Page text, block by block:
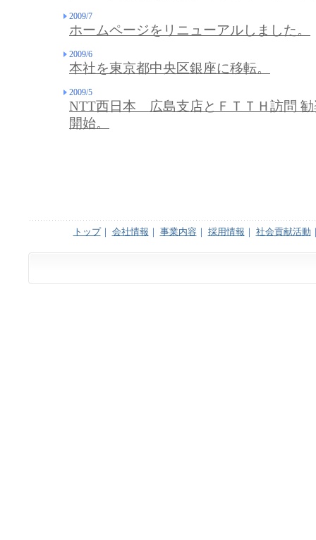
2009/7
ホームページをリニューアルしました。
2009/6
本社を東京都中央区銀座に移転。
2009/5
NTT西日本 広島支店とＦＴＴＨ訪問 勧
開始。
トップ｜ 会社情報 事業内容 採用情報 社会貢献活動